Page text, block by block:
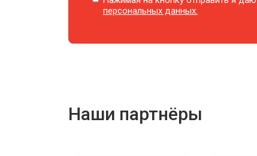
персональных данных.
Наши партнёры